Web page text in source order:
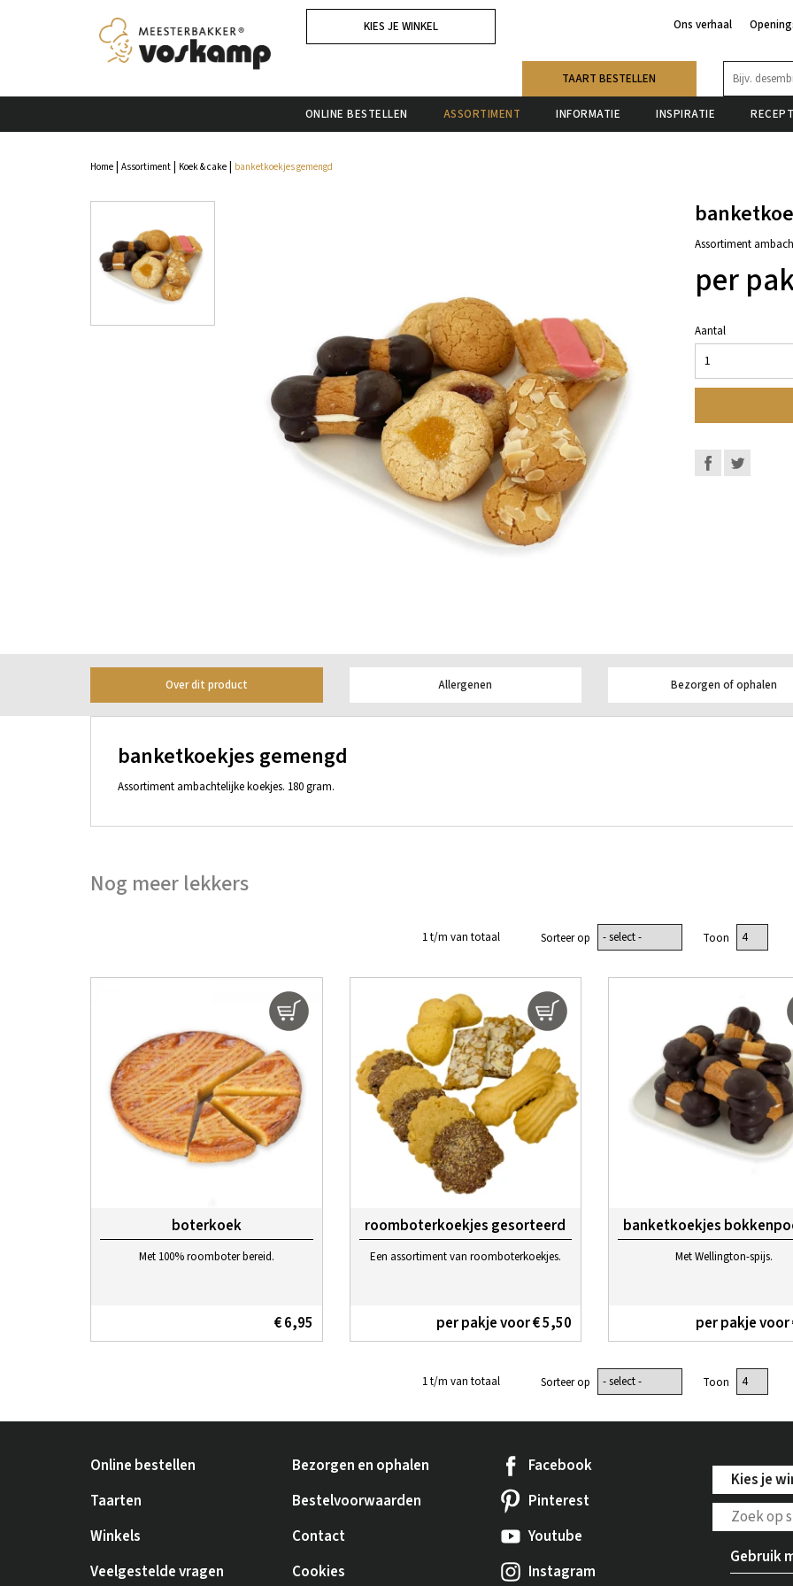
KIES JE WINKEL Ons verhaal
TAART BESTELLEN
ONLINE BESTELLEN ASSORTIMENT INFORMATIE INSPIRATIE
Home | Assortiment | Koek & cake | banketkoekjes gemengd
Assortiment
per
Aantal
Over dit product Allergenen Bezorgen of ophalen
banketkoekjes gemengd
Assortiment ambachtelijke koekjes. 180 gram.
Nog meer lekkers
1 t/m van totaal Sorteer op Toon
boterkoek
Met 100% roomboter bereid.
€ 6,95
roomboterkoekjes gesorteerd
Een assortiment van roomboterkoekjes.
per pakje voor € 5,50
banketkoekjes
Met Wellington-spijs.
per pakje voor
1 t/m van totaal Sorteer op Toon
Online bestellen
Taarten
Winkels
Veelgestelde vragen
Bezorgen en ophalen
Bestelvoorwaarden
Contact
Cookies
Facebook
Pinterest
Youtube
Instagram
Kies je
Gebruik